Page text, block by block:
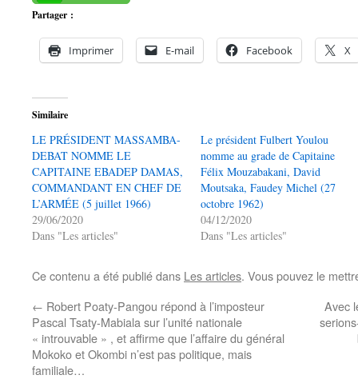
Partager :
Imprimer E-mail Facebook X
Similaire
LE PRÉSIDENT MASSAMBA-
DEBAT NOMME LE
CAPITAINE EBADEP DAMAS,
COMMANDANT EN CHEF DE
L’ARMÉE (5 juillet 1966)
29/06/2020
Dans "Les articles"
Le président Fulbert Youlou
nomme au grade de Capitaine
Félix Mouzabakani, David
Moutsaka, Faudey Michel (27
octobre 1962)
04/12/2020
Dans "Les articles"
Ce contenu a été publié dans Les articles. Vous pouvez le
← Robert Poaty-Pangou répond à l’imposteur
Pascal Tsaty-Mabiala sur l’unité nationale
« introuvable » , et affirme que l’affaire du général
Mokoko et Okombi n’est pas politique, mais
familiale…
Avec